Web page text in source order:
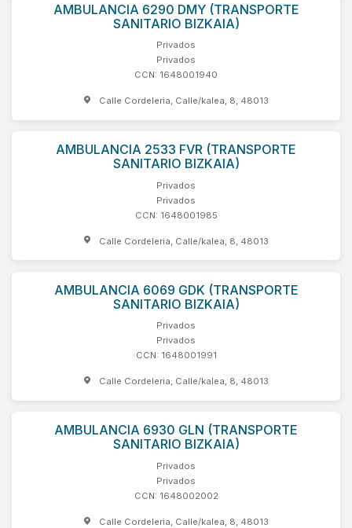
AMBULANCIA 6290 DMY (TRANSPORTE
SANITARIO BIZKAIA)
Privados
Privados
CCN: 1648001940
Calle Cordeleria, Calle/kalea, 8, 48013
AMBULANCIA 2533 FVR (TRANSPORTE
SANITARIO BIZKAIA)
Privados
Privados
CCN: 1648001985
Calle Cordeleria, Calle/kalea, 8, 48013
AMBULANCIA 6069 GDK (TRANSPORTE
SANITARIO BIZKAIA)
Privados
Privados
CCN: 1648001991
Calle Cordeleria, Calle/kalea, 8, 48013
AMBULANCIA 6930 GLN (TRANSPORTE
SANITARIO BIZKAIA)
Privados
Privados
CCN: 1648002002
Calle Cordeleria, Calle/kalea, 8, 48013